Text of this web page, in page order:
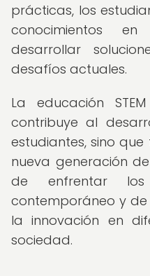
prácticas, los
conocimientos
desarrollar
desafíos actuales.
La educación
contribuye al
estudiantes, sino
nueva generación
de enfrentar
contemporáneo y
la innovación en
sociedad.